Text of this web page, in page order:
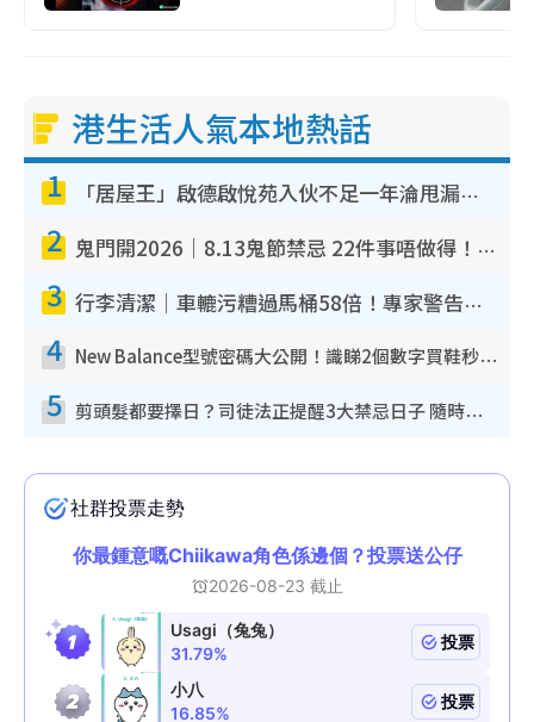
港生活人氣本地熱話
1 「居屋王」啟德啟悅苑入伙不足一年淪甩漏之王！插頭噴火花致大停電 多戶業主全屋家電報銷
2 鬼門開2026｜8.13鬼節禁忌 22件事唔做得！燒肉、刺身要少食？半夜勿吹口哨/打呢個電話
3 行李清潔｜車轆污糟過馬桶58倍！專家警告忌用酒精抹 教1招免污手除菌
4 New Balance型號密碼大公開！識睇2個數字買鞋秒知功能免中伏 附5大熱門鞋款
5 剪頭髮都要擇日？司徒法正提醒3大禁忌日子 隨時剪走財運！呢日剪髮恐「剪壽命」？